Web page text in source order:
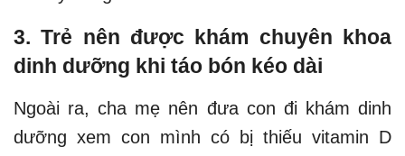
3. Trẻ nên được khám chuyên khoa
dinh dưỡng khi táo bón kéo dài
Ngoài ra, cha mẹ nên đưa con đi khám dinh
dưỡng xem con mình có bị thiếu vitamin D